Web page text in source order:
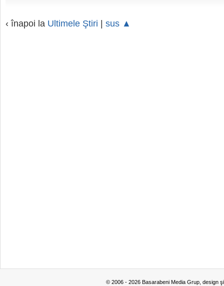
‹ înapoi la Ultimele Ştiri sus ▲
© 2006 - 2026 Basarabeni Media Grup, design